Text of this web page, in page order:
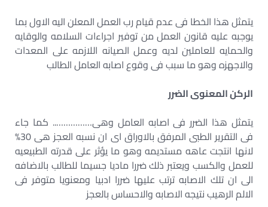
يتمثل هذا الخطا فى عدم قيام رب العمل المعلن اليه الاول بما
يوجبه عليه قانون العمل من توفير اجراءات السلامه والوقايه
والحمايه للعاملين لديه وعمل الصيانه اللازمه على المعدات
والاجهزه وهو ما سبب فى وقوع اصابه العامل الطالب
الركن المعنوى الضرر
يتمثل هذا الضرر فى اصابه العامل وهى…………….. كما جاء
فى التقرير الطبى المرفق بالاوراق اى ان نسبه العجز هى 30%
لانها انتجت عاهه مستديمه وهو ما يؤثر على قدرته الطبيعيه
للعمل والكسب ويعتبر ذلك ضررا ماديا جسيما للطالب بالاضافه
الى ان تلك الاصابه ترتب عليها ضررا ادبيا ومعنويا متوفر فى
الالم الرهيب نتيجه الاصابه والاحساس بالعجز